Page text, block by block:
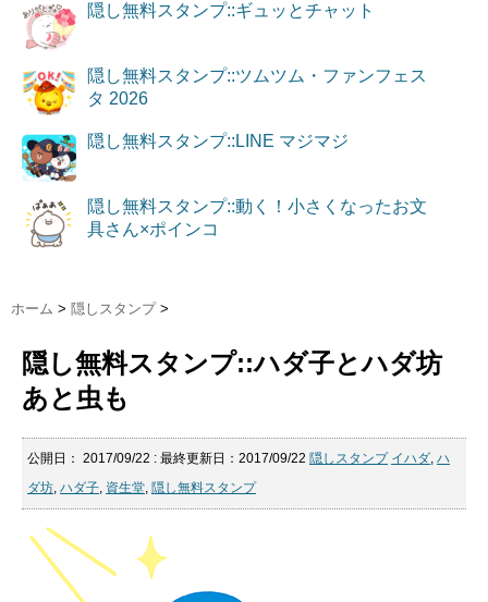
隠し無料スタンプ::ギュッとチャット
隠し無料スタンプ::ツムツム・ファンフェス
タ 2026
隠し無料スタンプ::LINE マジマジ
隠し無料スタンプ::動く！小さくなったお文
具さん×ポインコ
ホーム > 隠しスタンプ >
隠し無料スタンプ::ハダ子とハダ坊
あと虫も
公開日： 2017/09/22 : 最終更新日：2017/09/22 隠しスタンプ イハダ, ハ
ダ坊, ハダ子, 資生堂, 隠し無料スタンプ